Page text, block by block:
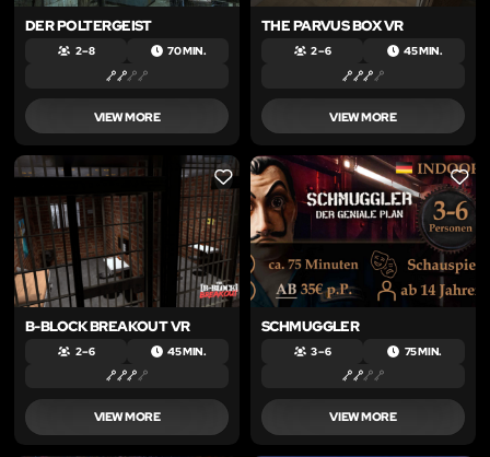
DER POLTERGEIST
2 – 8 70 MIN.
VIEW MORE
THE PARVUS BOX VR
2 – 6 45 MIN.
VIEW MORE
LIKE
B-BLOCK BREAKOUT VR
2 – 6 45 MIN.
VIEW MORE
LIKE
SCHMUGGLER
3 – 6 75 MIN.
VIEW MORE